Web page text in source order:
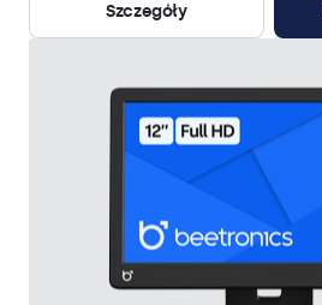
Szczegóły